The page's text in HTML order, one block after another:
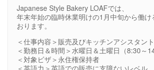
Japanese Style Bakery LOAFでは、
年末年始の臨時休業明けの1月中旬から働け
おります。
＜仕事内容＞販売及びキッチンアシスタント
＜勤務日＆時間＞水曜日＆土曜日（8:30～
＜対象ビザ＞永住権保持者
＜英語力＞英語での販売に支障ないレベル